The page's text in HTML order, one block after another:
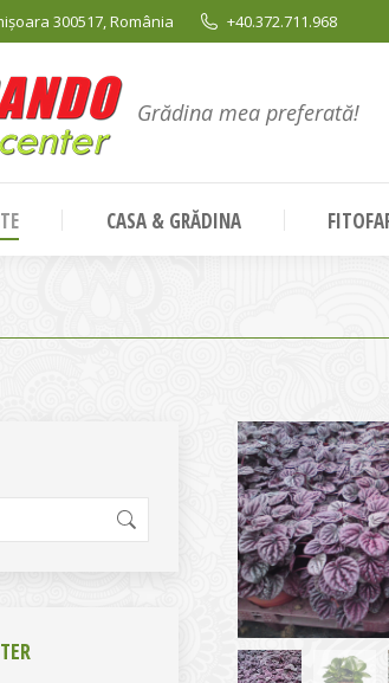
300517, România +40.372.711.968
Grădina mea preferată!
CASA & GRĂDINA